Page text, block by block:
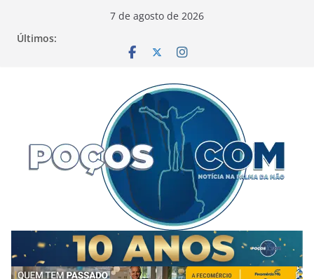
7 de agosto de 2026
Últimos: